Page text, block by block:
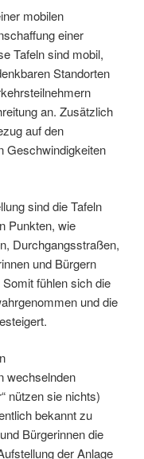
mobilen
einer
Tafeln sind mobil,
Standorten
an. Zusätzlich
auf den
Geschwindigkeiten
sind die Tafeln
Punkten, wie
Durchgangsstraßen,
und Bürgern
fühlen sich die
und die
wechselnden
nützen sie nichts)
bekannt zu
Bürgerinnen die
der Anlage